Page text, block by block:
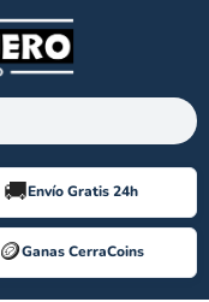
🚚Envío Gratis 24h
🪙️Ganas CerraCoins